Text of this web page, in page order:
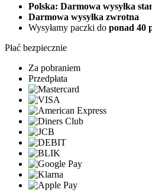
Polska: Darmowa wysyłka
Darmowa wysyłka zwrotna
Wysyłamy paczki do ponad 40
Płać bezpiecznie
Za pobraniem
Przedpłata